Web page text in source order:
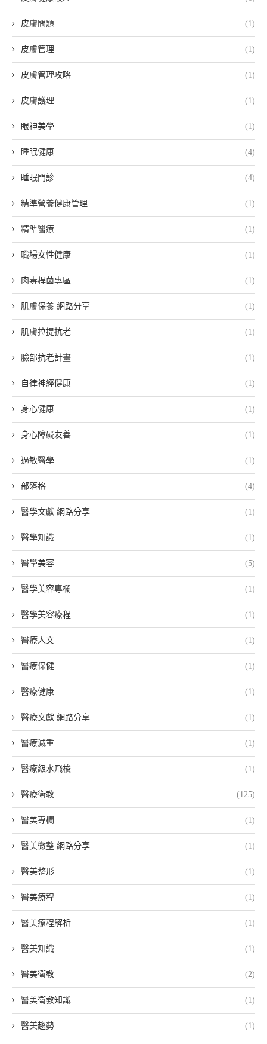
皮膚問題 (1)
皮膚管理 (1)
皮膚管理攻略 (1)
皮膚護理 (1)
眼神美學 (1)
睡眠健康 (4)
睡眠門診 (4)
精準營養健康管理 (1)
精準醫療 (1)
職場女性健康 (1)
肉毒桿菌專區 (1)
肌膚保養 網路分享 (1)
肌膚拉提抗老 (1)
臉部抗老計畫 (1)
自律神經健康 (1)
身心健康 (1)
身心障礙友善 (1)
過敏醫學 (1)
部落格 (4)
醫學文獻 網路分享 (1)
醫學知識 (1)
醫學美容 (5)
醫學美容專欄 (1)
醫學美容療程 (1)
醫療人文 (1)
醫療保健 (1)
醫療健康 (1)
醫療文獻 網路分享 (1)
醫療減重 (1)
醫療級水飛梭 (1)
醫療衛教 (125)
醫美專欄 (1)
醫美微整 網路分享 (1)
醫美整形 (1)
醫美療程 (1)
醫美療程解析 (1)
醫美知識 (1)
醫美衛教 (2)
醫美衛教知識 (1)
醫美趨勢 (1)